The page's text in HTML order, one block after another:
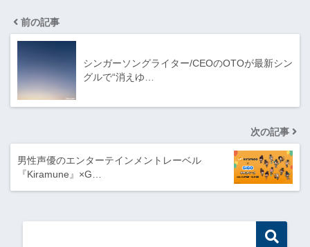
前の記事
シンガーソングライター/CEOのOTOが最新シン
グルで“消えゆ…
次の記事
男性声優のエンターテインメントレーベル
『Kiramune』×G…